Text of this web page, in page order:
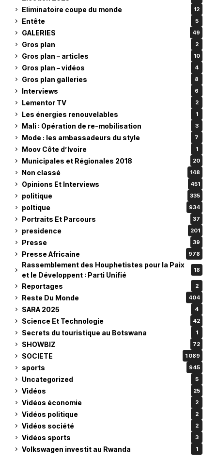
Eliminatoire coupe du monde 12
Entête 5
GALERIES 49
Gros plan 2
Gros plan – articles 10
Gros plan – vidéos 4
Gros plan galleries 8
Interviews 6
Lementor TV 2
Les énergies renouvelables 1
Mali : Opération de re-mobilisation 3
Mode : les ambassadeurs du style 7
Moov Côte d’Ivoire 1
Municipales et Régionales 2018 20
Non classé 148
Opinions Et Interviews 451
politique 335
poltique 934
Portraits Et Parcours 37
presidence 201
Presse 39
Presse Africaine 978
Rassemblement des Houphetistes pour la Paix
et le Développent : Parti Unifié
18
Reportages 2
Reste Du Monde 404
SARA 2025 4
Science Et Technologie 42
Secrets du touristique au Botswana 1
SHOWBIZ 72
SOCIETE 1 089
sports 945
Uncategorized 5
Vidéos 25
Vidéos économie 2
Vidéos politique 2
Vidéos société 2
Vidéos sports 3
Volkswagen investit au Rwanda 1